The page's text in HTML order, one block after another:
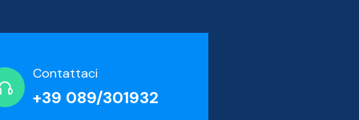
Contattaci
+39 089/301932